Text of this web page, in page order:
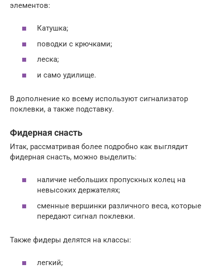
элементов:
Катушка;
поводки с крючками;
леска;
и само удилище.
В дополнение ко всему используют сигнализатор
поклевки, а также подставку.
Фидерная снасть
Итак, рассматривая более подробно как выглядит
фидерная снасть, можно выделить:
наличие небольших пропускных колец на
невысоких держателях;
сменные вершинки различного веса, которые
передают сигнал поклевки.
Также фидеры делятся на классы:
легкий;